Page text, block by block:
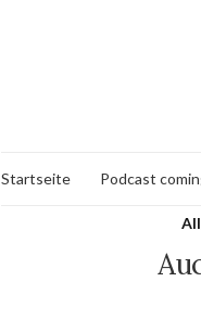
Startseite Podcast